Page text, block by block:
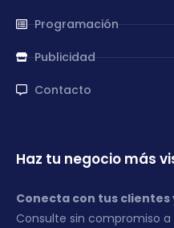
Programación
Publicidad
Contacto
Haz tu negocio más
Conecta con tus
Consulte sin compromiso